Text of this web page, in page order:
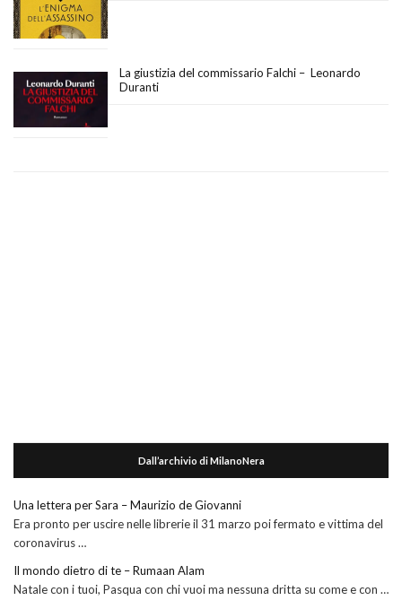
La giustizia del commissario Falchi – Leonardo
Duranti
Dall’archivio di MilanoNera
Una lettera per Sara – Maurizio de Giovanni
Era pronto per uscire nelle librerie il 31 marzo poi fermato e vittima del
coronavirus …
Il mondo dietro di te – Rumaan Alam
Natale con i tuoi, Pasqua con chi vuoi ma nessuna dritta su come e con …